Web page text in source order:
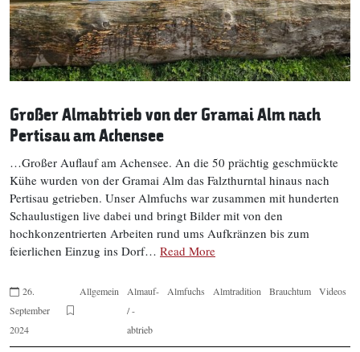
Großer Almabtrieb von der Gramai Alm nach
Pertisau am Achensee
…Großer Auflauf am Achensee. An die 50 prächtig geschmückte
Kühe wurden von der Gramai Alm das Falzthurntal hinaus nach
Pertisau getrieben. Unser Almfuchs war zusammen mit hunderten
Schaulustigen live dabei und bringt Bilder mit von den
hochkonzentrierten Arbeiten rund ums Aufkränzen bis zum
feierlichen Einzug ins Dorf… Read More
26.
September
2024
Allgemein
Almauf-
/ -
abtrieb
Almfuchs Almtradition Brauchtum Videos